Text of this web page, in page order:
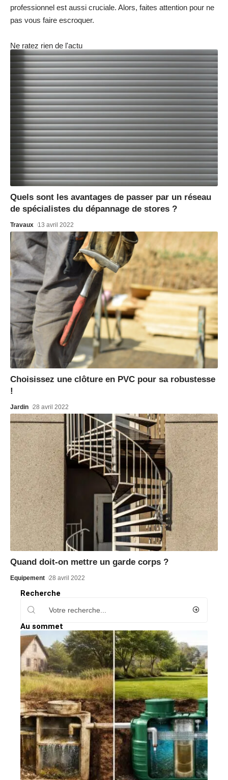
professionnel est aussi cruciale. Alors, faites attention pour ne
pas vous faire escroquer.
Ne ratez rien de l'actu
Quels sont les avantages de passer par un réseau
de spécialistes du dépannage de stores ?
Travaux 13 avril 2022
Choisissez une clôture en PVC pour sa robustesse
!
Jardin 28 avril 2022
Quand doit-on mettre un garde corps ?
Equipement 28 avril 2022
Recherche
Au sommet